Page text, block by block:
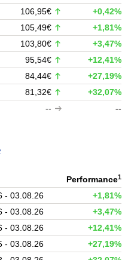
106,95€
+0,42%
105,49€
+1,81%
103,80€
+3,47%
95,54€
+12,41%
84,44€
+27,19%
81,32€
+32,07%
-- --
Performance1
- 03.08.26
+1,81%
- 03.08.26
+3,47%
- 03.08.26
+12,41%
- 03.08.26
+27,19%